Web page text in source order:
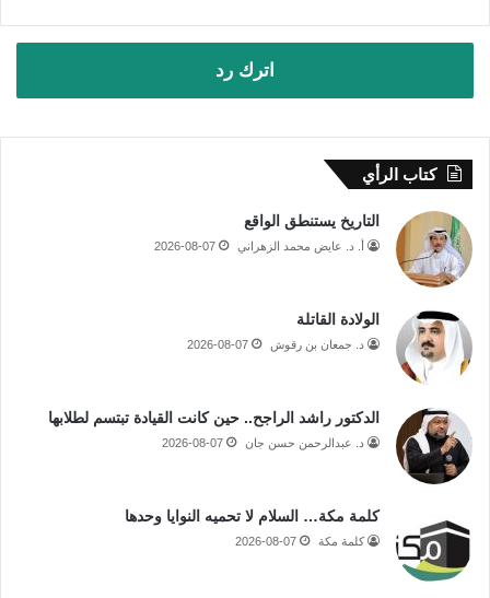
اترك رد
كتاب الرأي
التاريخ يستنطق الواقع
أ. د. عايض محمد الزهراني 2026-08-07
الولادة القاتلة
د. جمعان بن رقوش 2026-08-07
الدكتور راشد الراجح.. حين كانت القيادة تبتسم لطلابها
د. عبدالرحمن حسن جان 2026-08-07
كلمة مكة… السلام لا تحميه النوايا وحدها
كلمة مكة 2026-08-07